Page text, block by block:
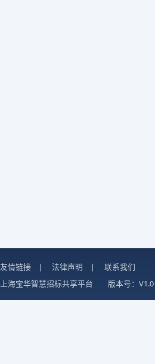
友情链接 | 法律声明 |
联系我们
上海宝华智慧招标共享平台
版本号：V1.0